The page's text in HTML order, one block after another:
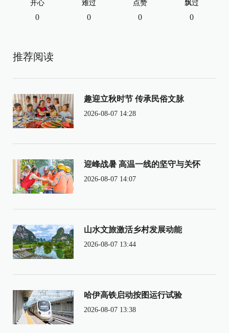
开心
0
难过
0
点赞
0
飘过
0
推荐阅读
趣迎立秋时节 传承民俗文脉
2026-08-07 14:28
迎峰战暑 高温一线的坚守与关怀
2026-08-07 14:07
山水文旅激活乡村发展动能
2026-08-07 13:44
哈伊高铁启动按图运行试验
2026-08-07 13:38